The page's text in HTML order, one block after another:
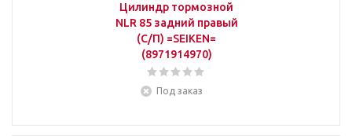
Цилиндр тормозной
NLR 85 задний правый
(С/П) =SEIKEN=
(8971914970)
Под заказ